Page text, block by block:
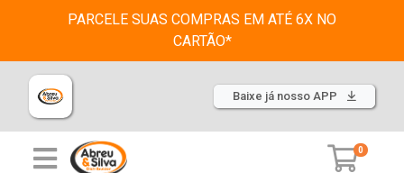
PARCELE SUAS COMPRAS EM ATÉ 6X NO
CARTÃO*
Baixe já nosso APP
0